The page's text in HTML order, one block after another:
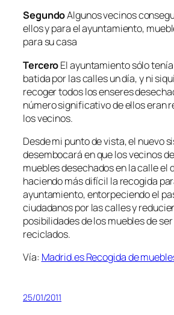
SegundoAlgunos vecinos
ellos y para el ayuntamiento,
para su casa
TerceroEl ayuntamiento sólo
batida por las calles un día, y ni
recoger todos los enseres
número significativo de ellos eran
los vecinos.
Desde mi punto de vista, el nuevo
desembocará en que los vecinos
muebles desechados en la calle el
haciendo más difícil la recogida
ayuntamiento, entorpeciendo el
ciudadanos por las calles y
posibilidades de los muebles de
reciclados.
Vía: Madrid.es Recogida de
25/01/2011